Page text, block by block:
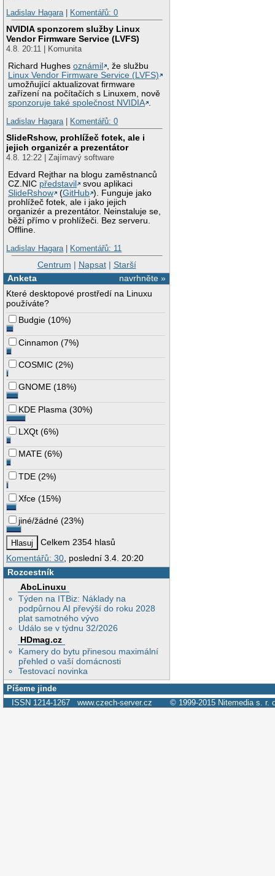
Ladislav Hagara| Komentářů: 0
NVIDIA sponzorem služby Linux
Vendor Firmware Service (LVFS)
4.8. 20:11 | Komunita
Richard Hughesoznámil
, že službu
Linux Vendor Firmware Service (LVFS)
umožňující aktualizovat firmware
zařízení na počítačích s Linuxem, nově
sponzoruje také společnost NVIDIA .
Ladislav Hagara| Komentářů: 0
SlideRshow, prohlížeč fotek, ale i
jejich organizér a prezentátor
4.8. 12:22 | Zajímavý software
Edvard Rejthar na blogu zaměstnanců
CZ.NIC představil
svou aplikaci
SlideRshow
(GitHub ). Funguje jako
prohlížeč fotek, ale i jako jejich
organizér a prezentátor. Neinstaluje se,
běží přímo v prohlížeči. Bez serveru.
Offline.
Ladislav Hagara| Komentářů: 11
Centrum | Napsat| Starší
navrhněte »
Anketa
Které desktopové prostředí na Linuxu
používáte?
Budgie (10%)
Cinnamon (7%)
COSMIC (2%)
GNOME (18%)
KDE Plasma (30%)
LXQt (6%)
MATE (6%)
TDE (2%)
Xfce (15%)
jiné/žádné (23%)
Celkem 2354 hlasů
Komentářů: 30 , poslední 3.4. 20:20
Rozcestník
AbcLinuxu
Týden na ITBiz: Náklady na
podpůrnou AI převýší do roku 2028
plat samotného vývo
Událo se v týdnu 32/2026
HDmag.cz
Kamery do bytu přinesou maximální
přehled o vaší domácnosti
Testovací novinka
Píšeme jinde
ISSN 1214-1267 www.czech-server.cz © 1999-2015 Nitemedia s. r.